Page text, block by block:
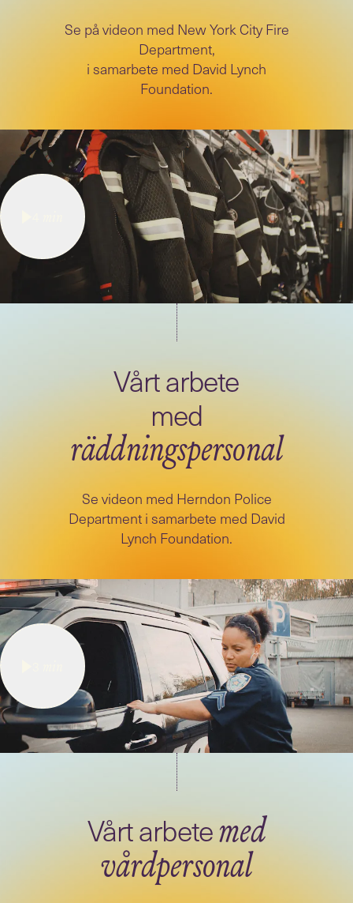
Se på videon med New York City Fire
Department,
i samarbete med David Lynch
Foundation.
Vårt arbete
med
räddningspersonal
Se videon med Herndon Police
Department i samarbete med David
Lynch Foundation.
Vårt arbetemed
vårdpersonal